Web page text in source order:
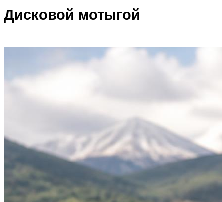
Дисковой мотыгой